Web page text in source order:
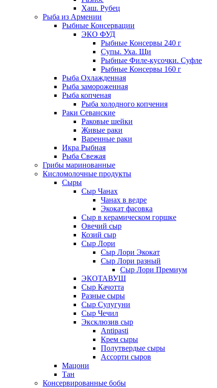
Хаш. Рубец
Рыба из Армении
Рыбные Консервации
ЭКО ФУД
Рыбные Консервы 240 г
Супы. Уха. Щи
Рыбные Филе-кусочки. Суфле
Рыбные Консервы 160 г
Рыба Охлажденная
Рыба замороженная
Рыба копченая
Рыба холодного копчения
Раки Севанские
Раковые шейки
Живые раки
Варенные раки
Икра Рыбная
Рыба Свежая
Грибы маринованные
Кисломолочные продукты
Сыры
Сыр Чанах
Чанах в ведре
Экокат фасовка
Сыр в керамическом горшке
Овечий сыр
Козий сыр
Сыр Лори
Сыр Лори Экокат
Сыр Лори разный
Сыр Лори Премиум
ЭКОТАВУШ
Сыр Качотта
Разные сыры
Сыр Сулугуни
Сыр Чечил
Эксклюзив сыр
Antipasti
Крем сыры
Полутвердые сыры
Ассорти сыров
Мацони
Тан
Консервированные бобы